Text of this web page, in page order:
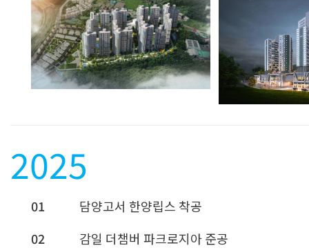
2025
01
담양고서 한양립스 착공
02
감일 더챔버 파크로지아 준공